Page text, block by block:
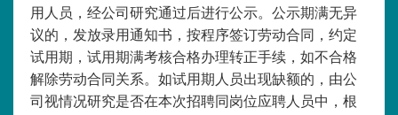
用人员，经公司研究通过后进行公示。公示期满无异
议的，发放录用通知书，按程序签订劳动合同，约定
试用期，试用期满考核合格办理转正手续，如不合格
解除劳动合同关系。如试用期人员出现缺额的，由公
司视情况研究是否在本次招聘同岗位应聘人员中，根